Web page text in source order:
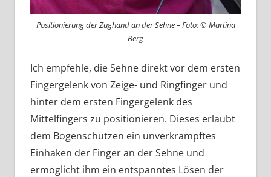
Positionierung der Zughand an der Sehne – Foto: © Martina
Berg
Ich empfehle, die Sehne direkt vor dem ersten
Fingergelenk von Zeige- und Ringfinger und
hinter dem ersten Fingergelenk des
Mittelfingers zu positionieren. Dieses erlaubt
dem Bogenschützen ein unverkrampftes
Einhaken der Finger an der Sehne und
ermöglicht ihm ein entspanntes Lösen der